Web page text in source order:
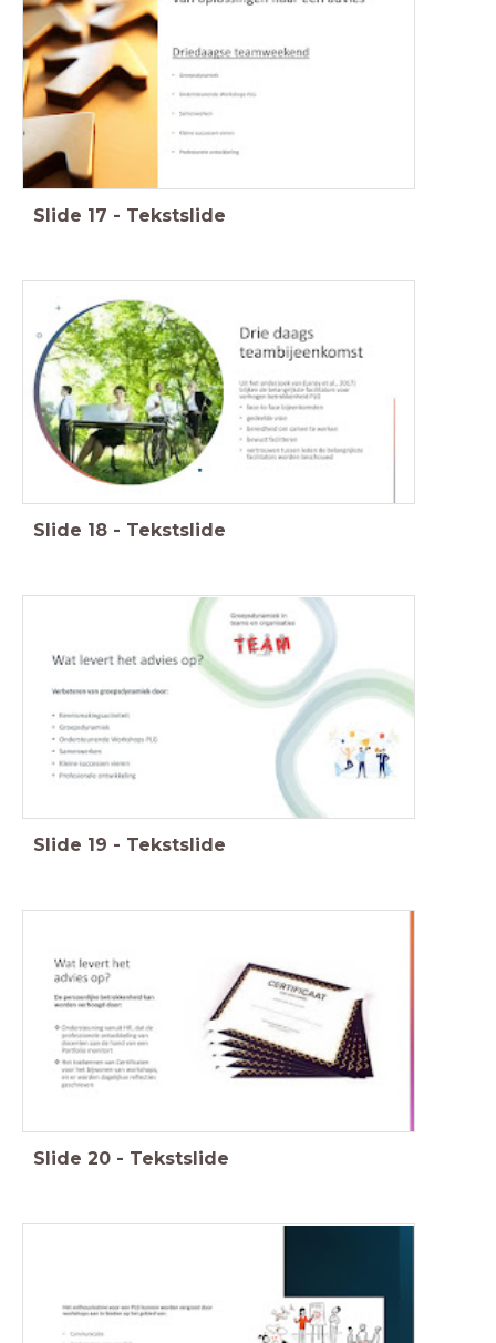
Slide 17 - Tekstslide
Slide 18 - Tekstslide
Slide 19 - Tekstslide
Slide 20 - Tekstslide